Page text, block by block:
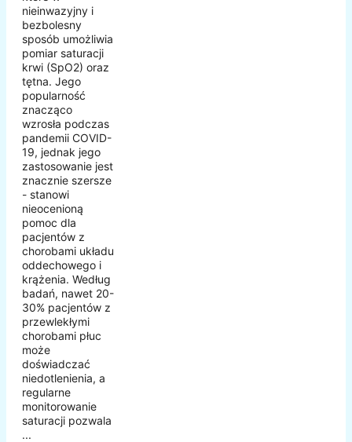
nieinwazyjny i
bezbolesny
sposób umożliwia
pomiar saturacji
krwi (SpO2) oraz
tętna. Jego
popularność
znacząco
wzrosła podczas
pandemii COVID-
19, jednak jego
zastosowanie jest
znacznie szersze
- stanowi
nieocenioną
pomoc dla
pacjentów z
chorobami układu
oddechowego i
krążenia. Według
badań, nawet 20-
30% pacjentów z
przewlekłymi
chorobami płuc
może
doświadczać
niedotlenienia, a
regularne
monitorowanie
saturacji pozwala
...